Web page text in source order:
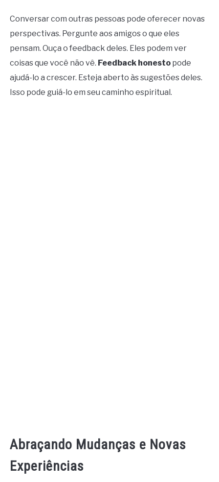
Conversar com outras pessoas pode oferecer novas
perspectivas. Pergunte aos amigos o que eles
pensam. Ouça o feedback deles. Eles podem ver
coisas que você não vê. Feedback honesto pode
ajudá-lo a crescer. Esteja aberto às sugestões deles.
Isso pode guiá-lo em seu caminho espiritual.
Abraçando Mudanças e Novas
Experiências